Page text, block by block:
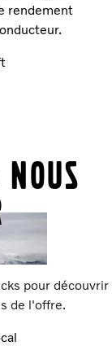
rendement
pour découvrir
de l'offre.